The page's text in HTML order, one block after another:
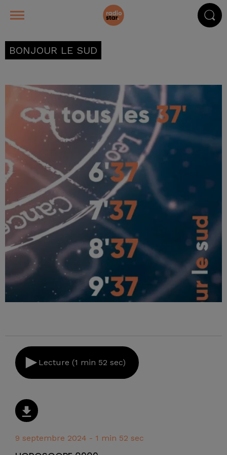
BONJOUR LE SUD
Lecture (1 min 52 sec)
9 septembre 2024 - 1 min 52 sec